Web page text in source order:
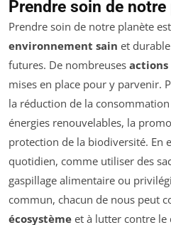
Prendre soin de notre
Prendre soin de notre planète
environnement sain et
futures. De nombreuses actions
mises en place pour y parvenir.
la réduction de la
énergies renouvelables, la
protection de la biodiversité. En
quotidien, comme utiliser des
gaspillage alimentaire ou
commun, chacun de nous peut
écosystème et à lutter contre le